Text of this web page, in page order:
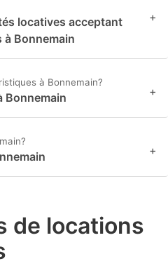
locatives acceptant
à Bonnemain
+
à Bonnemain?
+
+
de locations